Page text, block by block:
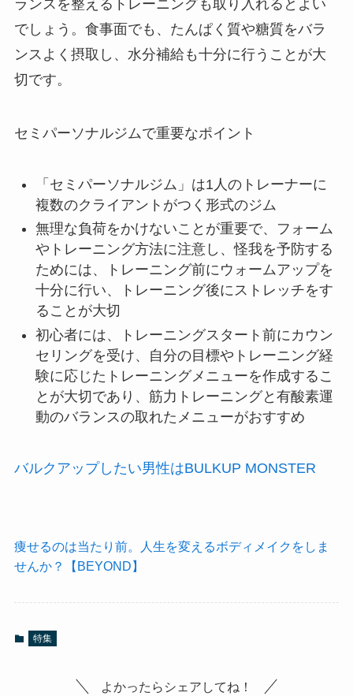
ランスを整えるトレーニングも取り入れるとよい
でしょう。食事面でも、たんぱく質や糖質をバラ
ンスよく摂取し、水分補給も十分に行うことが大
切です。
セミパーソナルジムで重要なポイント
「セミパーソナルジム」は1人のトレーナーに
複数のクライアントがつく形式のジム
無理な負荷をかけないことが重要で、フォーム
やトレーニング方法に注意し、怪我を予防する
ためには、トレーニング前にウォームアップを
十分に行い、トレーニング後にストレッチをす
ることが大切
初心者には、トレーニングスタート前にカウン
セリングを受け、自分の目標やトレーニング経
験に応じたトレーニングメニューを作成するこ
とが大切であり、筋力トレーニングと有酸素運
動のバランスの取れたメニューがおすすめ
バルクアップしたい男性はBULKUP MONSTER
痩せるのは当たり前。人生を変えるボディメイクをしま
せんか？【BEYOND】
特集
よかったらシェアしてね！